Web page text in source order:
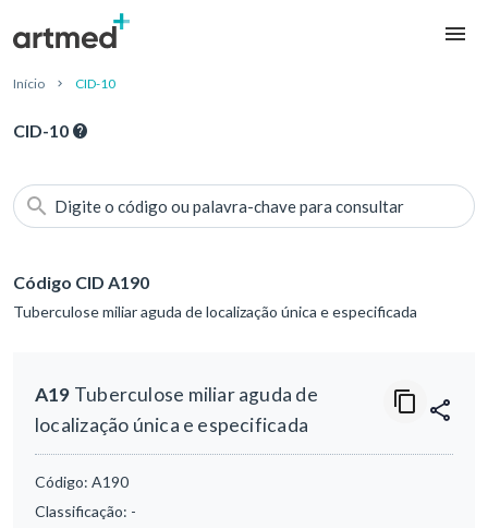
Início CID-10
CID-10
Digite o código ou palavra-chave para consultar
Código CID A190
Tuberculose miliar aguda de localização única e especificada
A19 Tuberculose miliar aguda de
localização única e especificada
Código: A190
Classificação: -